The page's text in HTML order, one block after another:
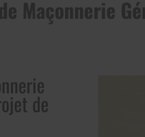
Maçonnerie
de